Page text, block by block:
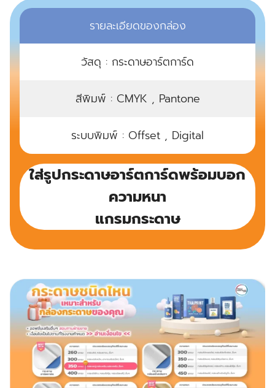
รายละเอียดของกล่อง
วัสดุ : กระดาษอาร์ตการ์ด
สีพิมพ์ : CMYK , Pantone
ระบบพิมพ์ : Offset , Digital
ใส่รูปกระดาษอาร์ตการ์ดพร้อมบอก
ความหนา
แกรมกระดาษ